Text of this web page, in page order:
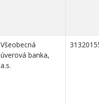
Všeobecná
úverová banka,
a.s.